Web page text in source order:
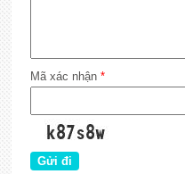
Mã xác nhận *